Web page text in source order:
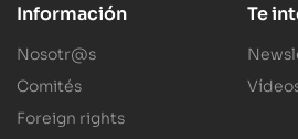
Información
Nosotr@s
Comités
Foreign rights
Te